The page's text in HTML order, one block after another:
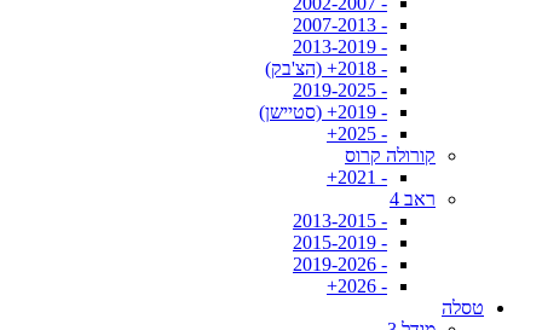
- 2007-2013
- 2013-2019
- 2018+ (הצ'בק)
- 2019-2025
- 2019+ (סטיישן)
- 2025+
קורולה קרוס
- 2021+
ראב 4
- 2013-2015
- 2015-2019
- 2019-2026
- 2026+
טסלה